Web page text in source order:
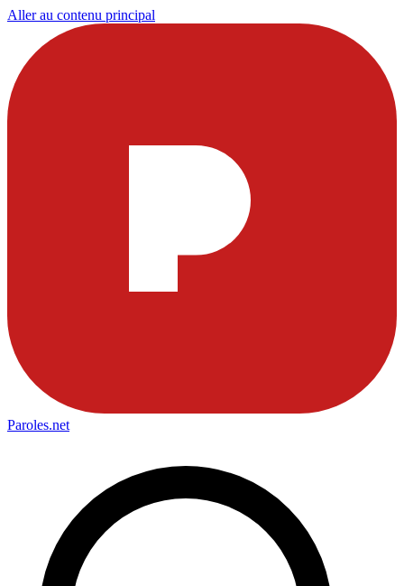
Aller au contenu principal
Paroles.net